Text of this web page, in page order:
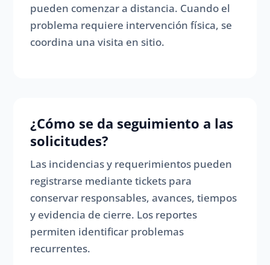
pueden comenzar a distancia. Cuando el
problema requiere intervención física, se
coordina una visita en sitio.
¿Cómo se da seguimiento a las
solicitudes?
Las incidencias y requerimientos pueden
registrarse mediante tickets para
conservar responsables, avances, tiempos
y evidencia de cierre. Los reportes
permiten identificar problemas
recurrentes.